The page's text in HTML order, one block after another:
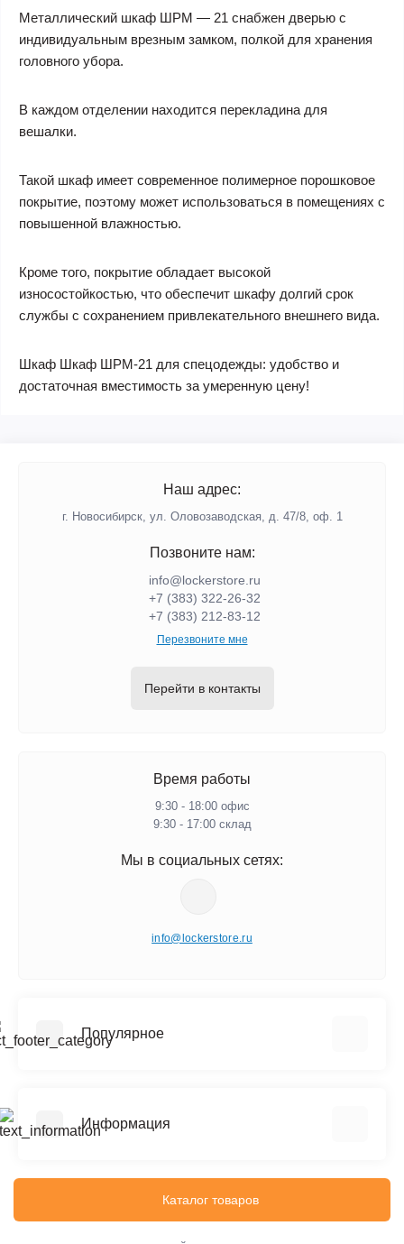
Металлический шкаф ШРМ — 21 снабжен дверью с
индивидуальным врезным замком, полкой для хранения
головного убора.
В каждом отделении находится перекладина для
вешалки.
Такой шкаф имеет современное полимерное порошковое
покрытие, поэтому может использоваться в помещениях с
повышенной влажностью.
Кроме того, покрытие обладает высокой
износостойкостью, что обеспечит шкафу долгий срок
службы с сохранением привлекательного внешнего вида.
Шкаф Шкаф ШРМ-21 для спецодежды: удобство и
достаточная вместимость за умеренную цену!
Наш адрес:
г. Новосибирск, ул. Оловозаводская, д. 47/8, оф. 1
Позвоните нам:
info@lockerstore.ru
+7 (383) 322-26-32
+7 (383) 212-83-12
Перезвоните мне
Перейти в контакты
Время работы
9:30 - 18:00 офис
9:30 - 17:00 склад
Мы в социальных сетях:
info@lockerstore.ru
Популярное
Архивные стеллажи (до 150 кг на полку)
Офисные сейфы
Информация
Политика конфиденциальности
Информация о доставке
Каталог товаров